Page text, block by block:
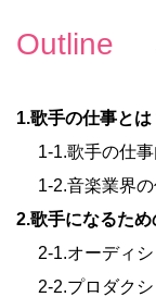
Outline
1.歌手の仕事とは
1-1.歌手の仕
1-2.音楽業界
2.歌手になるた
2-1.オーディ
2-2.プロダク